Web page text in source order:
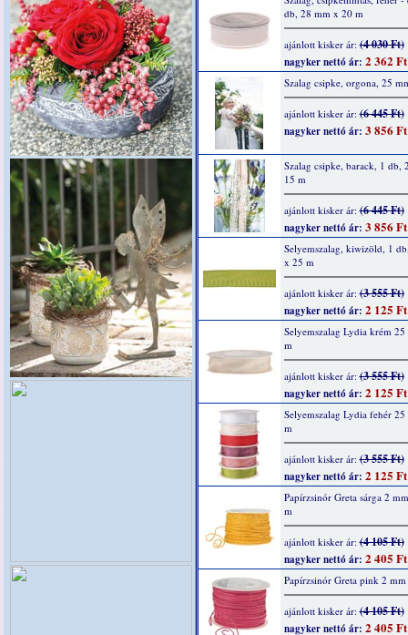
db, 28 mm x 20 m
ajánlott kisker ár:(4 030 Ft)
nagyker nettó ár: 2 362 Ft
Szalag csipke, orgona, 25
ajánlott kisker ár:(6 445 Ft)
nagyker nettó ár: 3 856 Ft
Szalag csipke, barack, 1 db,
15 m
ajánlott kisker ár:(6 445 Ft)
nagyker nettó ár: 3 856 Ft
Selyemszalag, kiwizöld, 1
x 25 m
ajánlott kisker ár:(3 555 Ft)
nagyker nettó ár: 2 125 Ft
Selyemszalag Lydia krém
m
ajánlott kisker ár:(3 555 Ft)
nagyker nettó ár: 2 125 Ft
Selyemszalag Lydia fehér
m
ajánlott kisker ár:(3 555 Ft)
nagyker nettó ár: 2 125 Ft
Papírzsinór Greta sárga 2
m
ajánlott kisker ár:(4 105 Ft)
nagyker nettó ár: 2 405 Ft
Papírzsinór Greta pink 2
ajánlott kisker ár:(4 105 Ft)
nagyker nettó ár: 2 405 Ft